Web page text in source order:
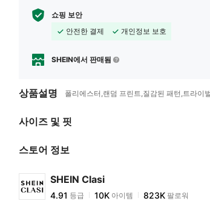
쇼핑 보안
안전한 결제
개인정보 보호
SHEIN에서 판매됨
상품설명 폴리에스터,랜덤 프린트,질감된 패턴,트라이
사이즈 및 핏
스토어 정보
SHEIN Clasi
4.91
4.91 10K
o***1 이(가)하루 전에지불됨